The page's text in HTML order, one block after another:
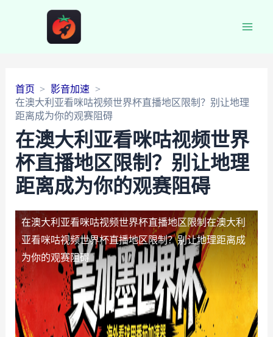
首页
影音加速
在澳大利亚看咪咕视频世界杯直播地区限制？别让地理
距离成为你的观赛阻碍
在澳大利亚看咪咕视频世界
杯直播地区限制？别让地理
距离成为你的观赛阻碍
在澳大利亚看咪咕视频世界杯直播地区限制在澳大利
亚看咪咕视频世界杯直播地区限制？别让地理距离成
为你的观赛阻碍